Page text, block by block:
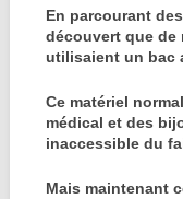
En parcourant
découvert que de
utilisaient un bac
Ce matériel
médical et des
inaccessible du
Mais maintenant